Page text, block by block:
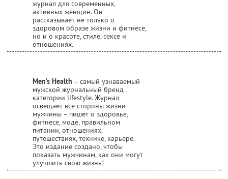
журнал для современных,
активных женщин. Он
рассказывает не только о
здоровом образе жизни и фитнесе,
но и о красоте, стиле, сексе и
отношениях.
Men’s Health – самый узнаваемый
мужской журнальный бренд
категории lifestyle. Журнал
освещает все стороны жизни
мужчины – пишет о здоровье,
фитнесе, моде, правильном
питании, отношениях,
путешествиях, технике, карьере.
Это издание создано, чтобы
показать мужчинам, как они могут
улучшить свою жизнь!